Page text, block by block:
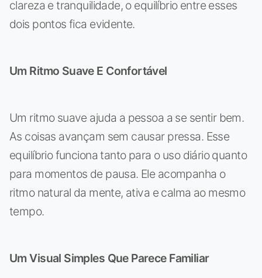
clareza e tranquilidade, o equilíbrio entre esses
dois pontos fica evidente.
Um Ritmo Suave E Confortável
Um ritmo suave ajuda a pessoa a se sentir bem.
As coisas avançam sem causar pressa. Esse
equilíbrio funciona tanto para o uso diário quanto
para momentos de pausa. Ele acompanha o
ritmo natural da mente, ativa e calma ao mesmo
tempo.
Um Visual Simples Que Parece Familiar